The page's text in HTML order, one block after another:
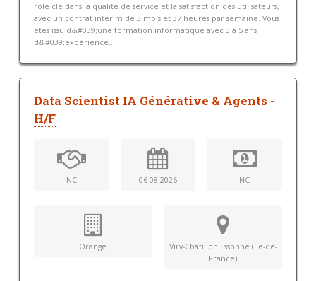
rôle clé dans la qualité de service et la satisfaction des utilisateurs,
avec un contrat intérim de 3 mois et 37 heures par semaine. Vous
êtes issu d&#039;une formation informatique avec 3 à 5 ans
d&#039;expérience...
Data Scientist IA Générative & Agents -
H/F
NC 06-08-2026 NC
Orange
Viry-Châtillon Essonne (Ile-de-
France)